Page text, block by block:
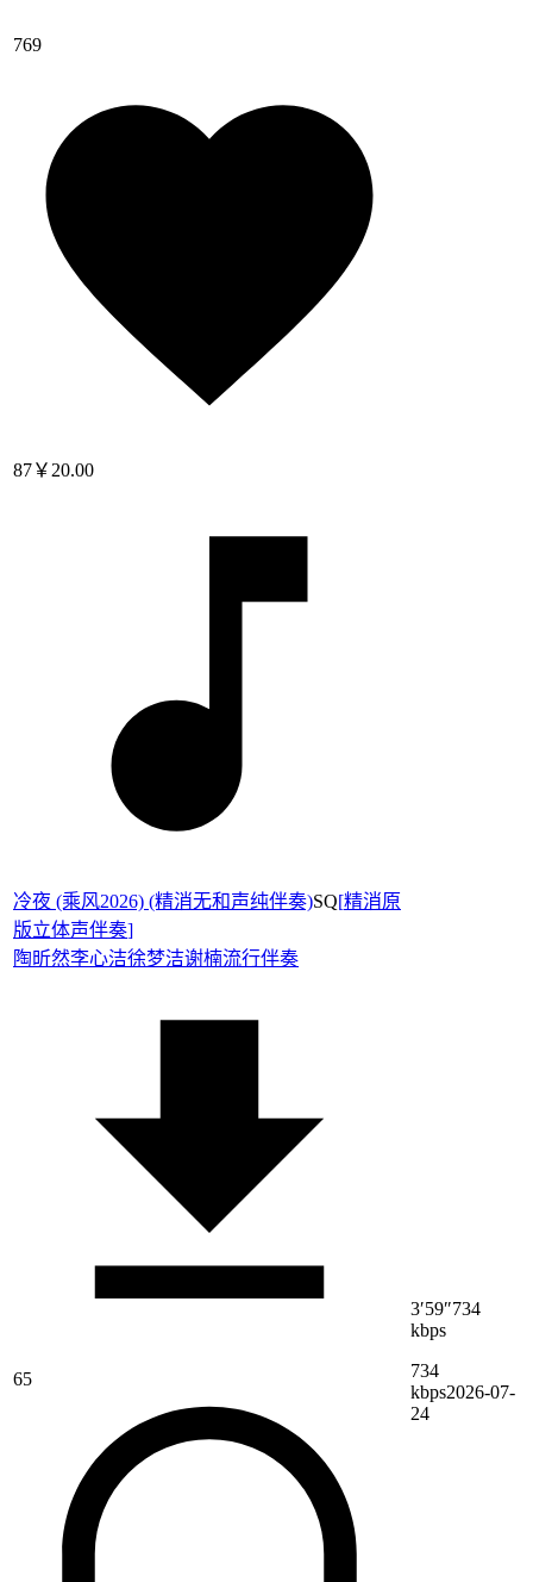
769
87￥20.00
冷夜 (乘风2026) (精消无和声纯伴奏)SQ[精消原
版立体声伴奏]
陶昕然李心洁徐梦洁谢楠流行伴奏
65
3′59″734
kbps
734
kbps2026-07-
24